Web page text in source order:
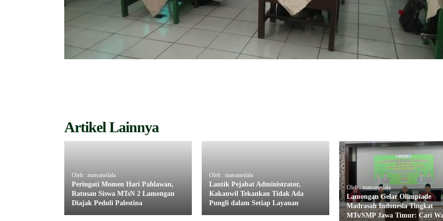
Artikel Lainnya
Oleh : matsanedala
Peringati Momen Hari Pahlawan,
Ratusan Siswa MTsN 2 Lamongan
Diajak Peduli Palestina
Oleh : matsanedala
Lantik Pejabat Administrator,
Kakanwil Tekankan Tidak Ada
Pungli dalam Setiap Layanan
Oleh : matsanedala
Lamongan Gelar Olimpiade
Madrasah Indonesia Tingkat
MTs/SMP Jawa Timur: Cari